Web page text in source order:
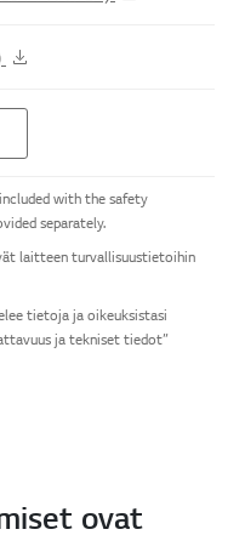
with the safety
separately.
laitteen turvallisuustietoihin
tietoja ja oikeuksistasi
ja tekniset tiedot”
ovat